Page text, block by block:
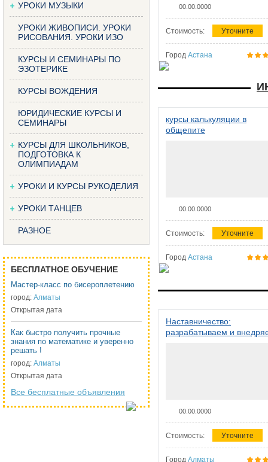
УРОКИ МУЗЫКИ
УРОКИ ЖИВОПИСИ. УРОКИ
РИСОВАНИЯ. УРОКИ ИЗО
КУРСЫ И СЕМИНАРЫ ПО
ЭЗОТЕРИКЕ
КУРСЫ ВОЖДЕНИЯ
ЮРИДИЧЕСКИЕ КУРСЫ И
СЕМИНАРЫ
КУРСЫ ДЛЯ ШКОЛЬНИКОВ,
ПОДГОТОВКА К
ОЛИМПИАДАМ
УРОКИ И КУРСЫ РУКОДЕЛИЯ
УРОКИ ТАНЦЕВ
РАЗНОЕ
БЕСПЛАТНОЕ ОБУЧЕНИЕ
Мастер-класс по бисероплетению
город: Алматы
Открытая дата
Как быстро получить прочные
знания по математике и уверенно
решать !
город: Алматы
Открытая дата
Все бесплатные объявления
00.00.0000
Стоимость: Уточните
Город Астана
курсы калькуляции в
общепите
00.00.0000
Стоимость: Уточните
Город Астана
Наставничество:
разрабатываем и
00.00.0000
Стоимость: Уточните
Город Алматы